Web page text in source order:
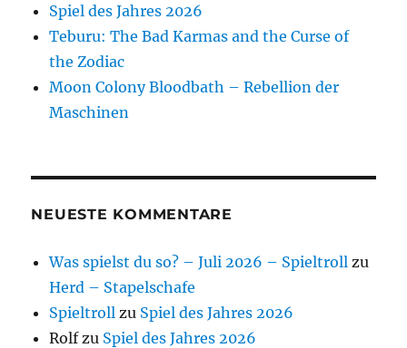
Spiel des Jahres 2026
Teburu: The Bad Karmas and the Curse of
the Zodiac
Moon Colony Bloodbath – Rebellion der
Maschinen
NEUESTE KOMMENTARE
Was spielst du so? – Juli 2026 – Spieltroll zu
Herd – Stapelschafe
Spieltroll zu Spiel des Jahres 2026
Rolfzu Spiel des Jahres 2026